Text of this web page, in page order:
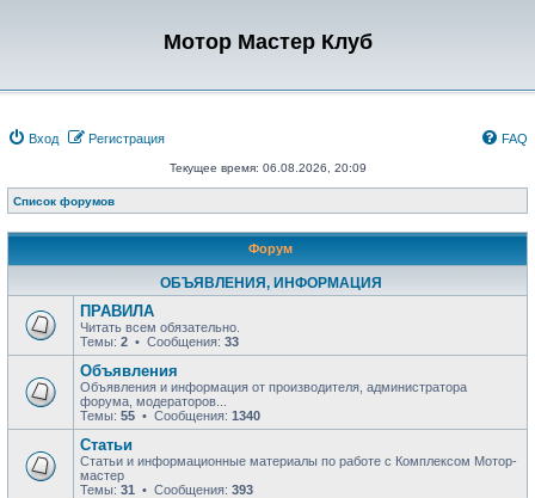
Мотор Мастер Клуб
Вход Регистрация FAQ
Текущее время: 06.08.2026, 20:09
Список форумов
Форум
ОБЪЯВЛЕНИЯ, ИНФОРМАЦИЯ
ПРАВИЛА
Читать всем обязательно.
Темы: 2 • Сообщения: 33
Объявления
Объявления и информация от производителя, администратора
форума, модераторов...
Темы: 55 • Сообщения: 1340
Статьи
Статьи и информационные материалы по работе с Комплексом Мотор-
мастер
Темы: 31 • Сообщения: 393